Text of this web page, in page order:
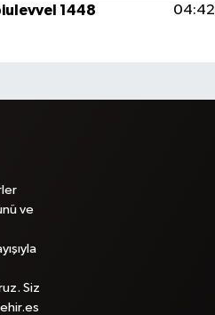
1448 04:42
ve
Siz